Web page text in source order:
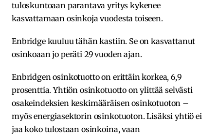
tuloskuntoaan parantava yritys kykenee
kasvattamaan osinkoja vuodesta toiseen.
Enbridge kuuluu tähän kastiin. Se on kasvattanut
osinkoaan jo peräti 29 vuoden ajan.
Enbridgen osinkotuotto on erittäin korkea, 6,9
prosenttia. Yhtiön osinkotuotto on ylittää selvästi
osakeindeksien keskimääräisen osinkotuoton –
myös energiasektorin osinkotuoton. Lisäksi yhtiö ei
jaa koko tulostaan osinkoina, vaan